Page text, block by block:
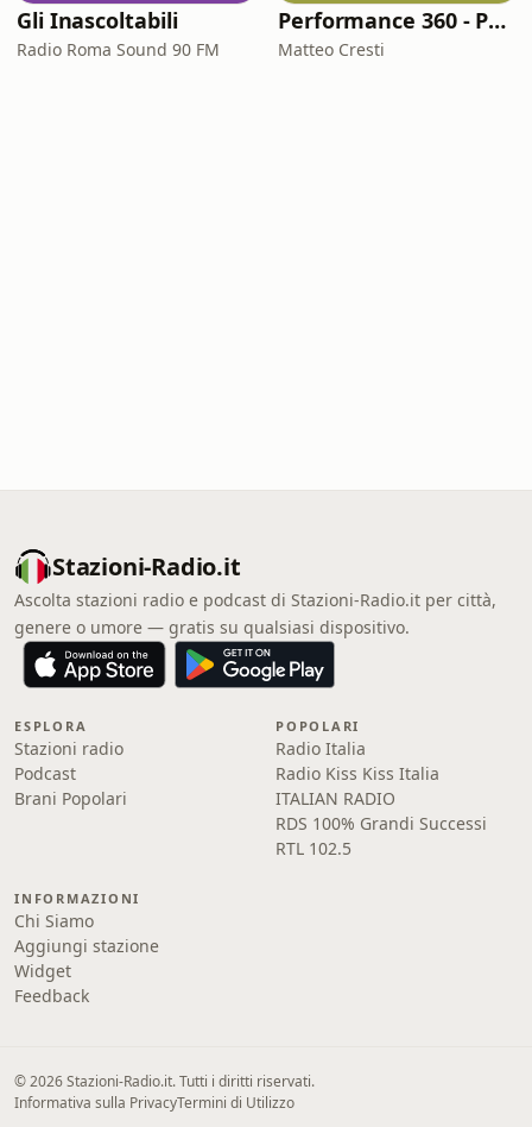
Gli Inascoltabili
Radio Roma Sound 90 FM
Performance 360 - Prestazione e Benessere
Matteo Cresti
Stazioni-Radio.it
Ascolta stazioni radio e podcast di Stazioni-Radio.it per città,
genere o umore — gratis su qualsiasi dispositivo.
ESPLORA
Stazioni radio
Podcast
Brani Popolari
POPOLARI
Radio Italia
Radio Kiss Kiss Italia
ITALIAN RADIO
RDS 100% Grandi Successi
RTL 102.5
INFORMAZIONI
Chi Siamo
Aggiungi stazione
Widget
Feedback
© 2026 Stazioni-Radio.it. Tutti i diritti riservati.
Informativa sulla PrivacyTermini di Utilizzo